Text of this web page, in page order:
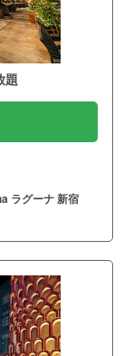
題
ラグーナ 新宿